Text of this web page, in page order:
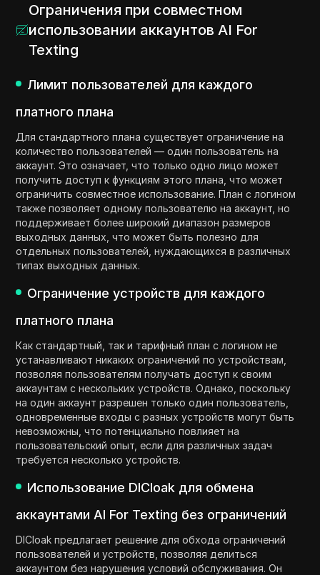
Ограничения при совместном
использовании аккаунтов AI For
Texting
Лимит пользователей для каждого
платного плана
Для стандартного плана существует ограничение на
количество пользователей — один пользователь на
аккаунт. Это означает, что только одно лицо может
получить доступ к функциям этого плана, что может
ограничить совместное использование. План с логином
также позволяет одному пользователю на аккаунт, но
поддерживает более широкий диапазон размеров
выходных данных, что может быть полезно для
отдельных пользователей, нуждающихся в различных
типах выходных данных.
Ограничение устройств для каждого
платного плана
Как стандартный, так и тарифный план с логином не
устанавливают никаких ограничений по устройствам,
позволяя пользователям получать доступ к своим
аккаунтам с нескольких устройств. Однако, поскольку
на один аккаунт разрешен только один пользователь,
одновременные входы с разных устройств могут быть
невозможны, что потенциально повлияет на
пользовательский опыт, если для различных задач
требуется несколько устройств.
Использование DICloak для обмена
аккаунтами AI For Texting без ограничений
DICloak предлагает решение для обхода ограничений
пользователей и устройств, позволяя делиться
аккаунтом без нарушения условий обслуживания. Он